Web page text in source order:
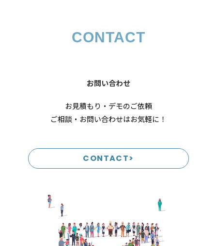
CONTACT
お問い合わせ
お見積もり・デモのご依頼
ご相談・お問い合わせはお気軽に！
CONTACT>